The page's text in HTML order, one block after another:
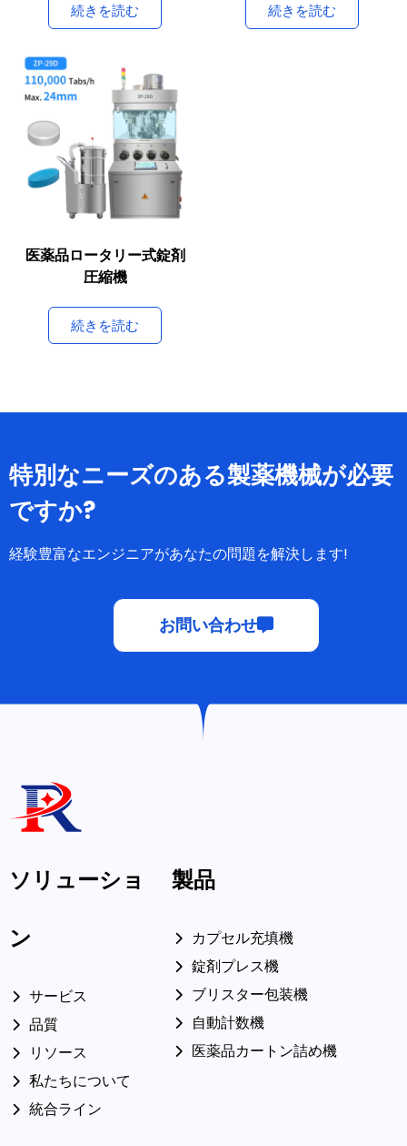
続きを読む 続きを読む
医薬品ロータリー式錠剤
圧縮機
続きを読む
特別なニーズのある製薬機械が必要
ですか?
経験豊富なエンジニアがあなたの問題を解決します!
お問い合わせ
ソリューショ
ン
サービス
品質
リソース
私たちについて
統合ライン
製品
カプセル充填機
錠剤プレス機
ブリスター包装機
自動計数機
医薬品カートン詰め機